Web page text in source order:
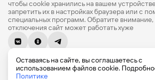
Премиум
Private
РКО
ВЭД
Депозиты для бизнеса
чтобы сookie хранились на вашем
запретить их в настройках браузера или с
специальных программ. Обратите внимание,
отключения сайт может работать хуже
© 1990-2026, Банк ГПБ (АО) Генеральная
России № 354
English version
Оставаясь на сайте, вы соглашаетесь с
использованием файлов cookie.
Политике